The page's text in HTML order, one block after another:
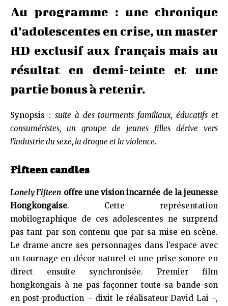
Au programme : une chronique
d’adolescentes en crise, un master
HD exclusif aux français mais au
résultat en demi-teinte et une
partie bonus à retenir.
Synopsis : suite à des tourments familiaux, éducatifs et
consuméristes, un groupe de jeunes filles dérive vers
l’industrie du sexe, la drogue et la violence.
Fifteen candles
Lonely Fifteen offre une vision incarnée de la jeunesse
Hongkongaise. Cette représentation
mobilographique de ces adolescentes ne surprend
pas tant par son contenu que par sa mise en scène.
Le drame ancre ses personnages dans l’espace avec
un tournage en décor naturel et une prise sonore en
direct ensuite synchronisée. Premier film
hongkongais à ne pas façonner toute sa bande-son
en post-production – dixit le réalisateur David Lai –,